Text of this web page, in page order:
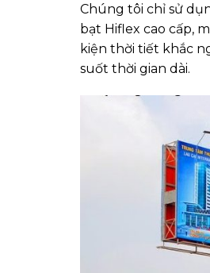
Chúng tôi chỉ sử
bạt Hiflex cao cấp,
kiện thời tiết khắc
suốt thời gian dài.